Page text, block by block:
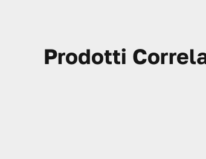
Prodotti